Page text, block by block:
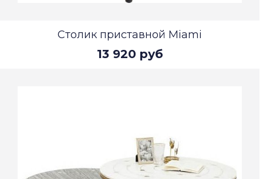
Столик приставной Miami
13 920 руб